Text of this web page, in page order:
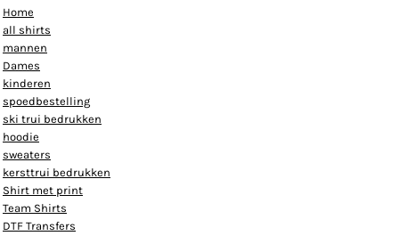
Home
all shirts
mannen
Dames
kinderen
spoedbestelling
ski trui bedrukken
hoodie
sweaters
kersttrui bedrukken
Shirt met print
Team Shirts
DTF Transfers